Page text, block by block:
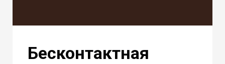
Бесконтактная